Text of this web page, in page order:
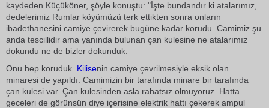
kaydeden Küçüköner, şöyle konuştu: "İşte bundandır ki atalarımız,
dedelerimiz Rumlar köyümüzü terk ettikten sonra onların
ibadethanesini camiye çevirerek bugüne kadar korudu. Camimiz şu
anda tescillidir ama yanında bulunan çan kulesine ne atalarımız
dokundu ne de bizler dokunduk.
Onu hep koruduk. Kilisenin camiye çevrilmesiyle eksik olan
minaresi de yapıldı. Camimizin bir tarafında minare bir tarafında
çan kulesi var. Çan kulesinden asla rahatsız olmuyoruz. Hatta
geceleri de görünsün diye içerisine elektrik hattı çekerek ampul